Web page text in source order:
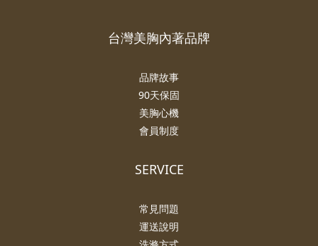
台灣美胸內著品牌
品牌故事
90天保固
美胸心機
會員制度
SERVICE
常見問題
運送說明